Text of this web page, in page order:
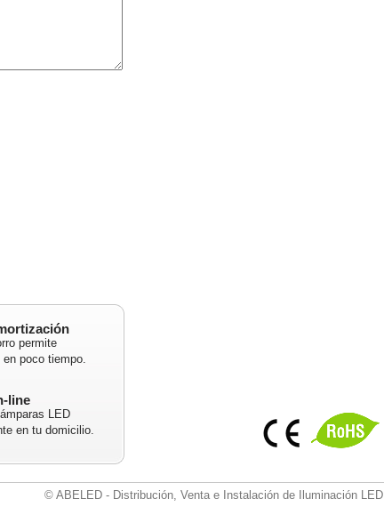
permite
poco tiempo.
line
LED
en tu domicilio.
© ABELED - Distribución, Venta e Instalación de Iluminación LED